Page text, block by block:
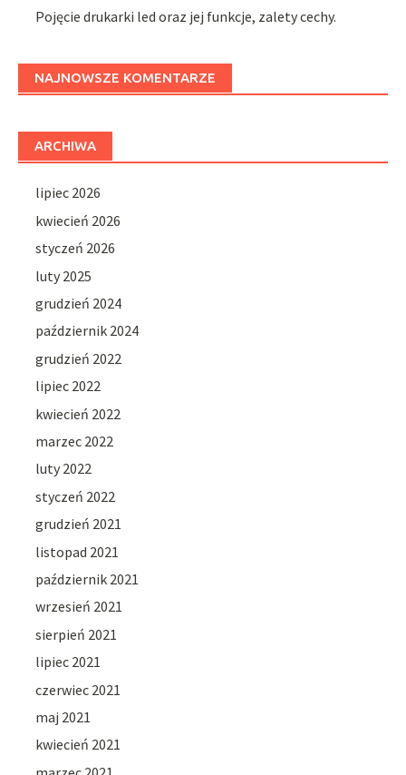
Pojęcie drukarki led oraz jej funkcje, zalety cechy.
NAJNOWSZE KOMENTARZE
ARCHIWA
lipiec 2026
kwiecień 2026
styczeń 2026
luty 2025
grudzień 2024
październik 2024
grudzień 2022
lipiec 2022
kwiecień 2022
marzec 2022
luty 2022
styczeń 2022
grudzień 2021
listopad 2021
październik 2021
wrzesień 2021
sierpień 2021
lipiec 2021
czerwiec 2021
maj 2021
kwiecień 2021